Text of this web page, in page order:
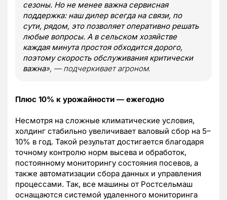
сезоны. Но не менее важна сервисная
поддержка: наш дилер всегда на связи, по
сути, рядом, это позволяет оперативно решать
любые вопросы. А в сельском хозяйстве
каждая минута простоя обходится дорого,
поэтому скорость обслуживания критически
важна», — подчеркивает агроном.
Плюс 10% к урожайности — ежегодно
Несмотря на сложные климатические условия,
холдинг стабильно увеличивает валовый сбор на 5–
10% в год. Такой результат достигается благодаря
точному контролю норм высева и обработок,
постоянному мониторингу состояния посевов, а
также автоматизации сбора данных и управления
процессами. Так, все машины от Ростсельмаш
оснащаются системой удаленного мониторинга